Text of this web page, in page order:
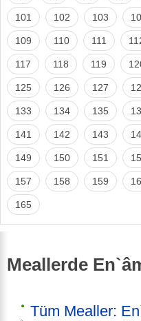
101 102 103
109 110 111
117 118 119
125 126 127
133 134 135
141 142 143
149 150 151
157 158 159
165
Meallerde
Tüm Mealler: